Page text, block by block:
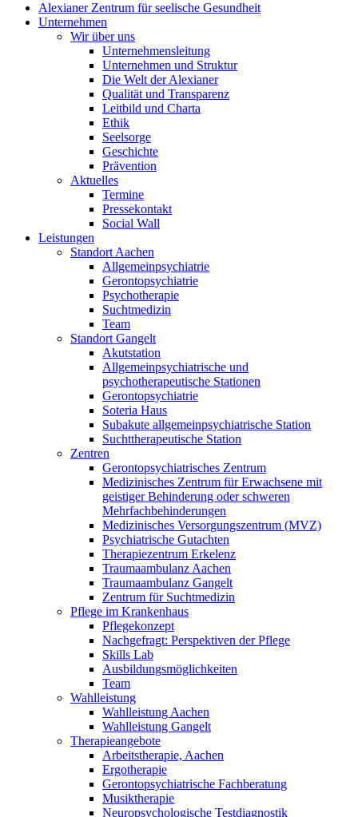
Alexianer Zentrum für seelische Gesundheit
Unternehmen
Wir über uns
Unternehmensleitung
Unternehmen und Struktur
Die Welt der Alexianer
Qualität und Transparenz
Leitbild und Charta
Ethik
Seelsorge
Geschichte
Prävention
Aktuelles
Termine
Pressekontakt
Social Wall
Leistungen
Standort Aachen
Allgemeinpsychiatrie
Gerontopsychiatrie
Psychotherapie
Suchtmedizin
Team
Standort Gangelt
Akutstation
Allgemeinpsychiatrische und
psychotherapeutische Stationen
Gerontopsychiatrie
Soteria Haus
Subakute allgemeinpsychiatrische Station
Suchttherapeutische Station
Zentren
Gerontopsychiatrisches Zentrum
Medizinisches Zentrum für Erwachsene mit
geistiger Behinderung oder schweren
Mehrfachbehinderungen
Medizinisches Versorgungszentrum (MVZ)
Psychiatrische Gutachten
Therapiezentrum Erkelenz
Traumaambulanz Aachen
Traumaambulanz Gangelt
Zentrum für Suchtmedizin
Pflege im Krankenhaus
Pflegekonzept
Nachgefragt: Perspektiven der Pflege
Skills Lab
Ausbildungsmöglichkeiten
Team
Wahlleistung
Wahlleistung Aachen
Wahlleistung Gangelt
Therapieangebote
Arbeitstherapie, Aachen
Ergotherapie
Gerontopsychiatrische Fachberatung
Musiktherapie
Neuropsychologische Testdiagnostik